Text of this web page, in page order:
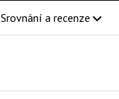
Srovnání a recenze